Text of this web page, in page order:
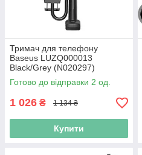
Тримач для телефону
Baseus LUZQ000013
Black/Grey (N020297)
Готово до відправки 2 од.
1 026 ₴ 1 134 ₴
Купити